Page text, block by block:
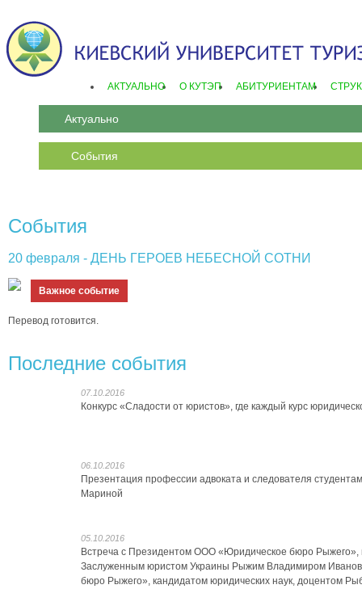
АКТУАЛЬНО О КУТЭП АБИТУРИЕНТАМ
Актуально
События
События
20 февраля - ДЕНЬ ГЕРОЕВ НЕБЕСНОЙ СОТНИ
Важное событие
Перевод готовится.
Последние события
07.10.2016
Конкурс «Сладости от юристов», где каждый курс
06.10.2016
Презентация профессии адвоката и следователя
Мариной
05.10.2016
Встреча с Президентом ООО «Юридическое бюро Рыжего»,
Заслуженным юристом Украины Рыжим Владимиром
бюро Рыжего», кандидатом юридических наук, доцентом